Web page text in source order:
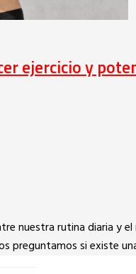
ejercicio y
nuestra rutina diaria y
preguntamos si existe